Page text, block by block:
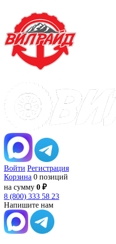
Войти Регистрация
Корзина 0 позиций
на сумму 0 ₽
8 (800) 333 58 23
Напишите нам